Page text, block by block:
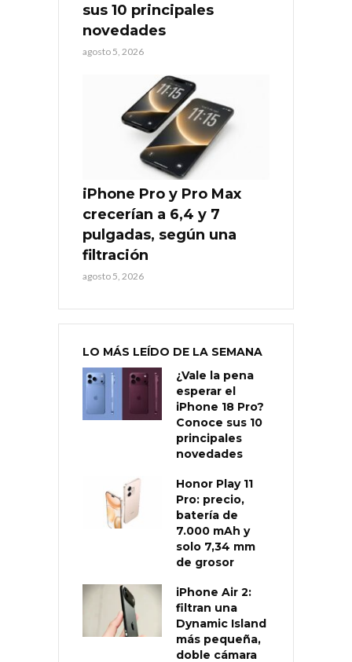
sus 10 principales
novedades
agosto 5, 2026
iPhone Pro y Pro Max
crecerían a 6,4 y 7
pulgadas, según una
filtración
agosto 5, 2026
LO MÁS LEÍDO DE LA SEMANA
¿Vale la pena
esperar el
iPhone 18 Pro?
Conoce sus 10
principales
novedades
Honor Play 11
Pro: precio,
batería de
7.000 mAh y
solo 7,34 mm
de grosor
iPhone Air 2:
filtran una
Dynamic Island
más pequeña,
doble cámara